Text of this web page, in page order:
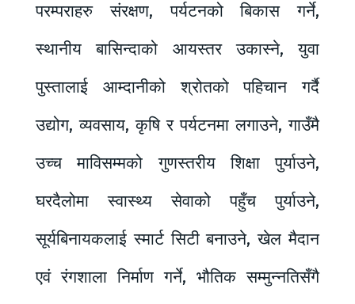
परम्पराहरु संरक्षण, पर्यटनको बिकास गर्ने,
स्थानीय बासिन्दाको आयस्तर उकास्ने, युवा
पुस्तालाई आम्दानीको श्रोतको पहिचान गर्दै
उद्योग, व्यवसाय, कृषि र पर्यटनमा लगाउने, गाउँमै
उच्च माविसम्मको गुणस्तरीय शिक्षा पुर्याउने,
घरदैलोमा स्वास्थ्य सेवाको पहुँच पुर्याउने,
सूर्यबिनायकलाई स्मार्ट सिटी बनाउने, खेल मैदान
एवं रंगशाला निर्माण गर्ने, भौतिक सम्मुन्नतिसँगै